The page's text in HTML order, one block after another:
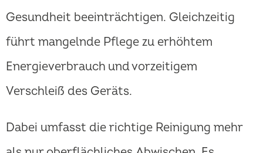
Gesundheit beeinträchtigen. Gleichzeitig
führt mangelnde Pflege zu erhöhtem
Energieverbrauch und vorzeitigem
Verschleiß des Geräts.
Dabei umfasst die richtige Reinigung mehr